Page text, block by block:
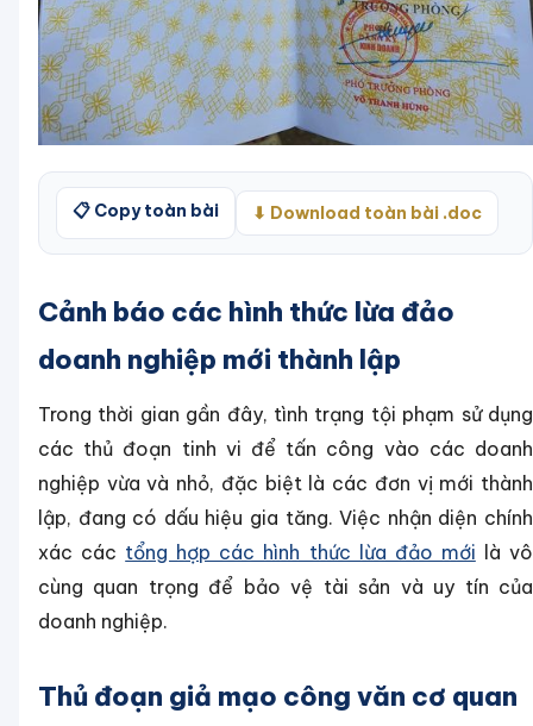
📋 Copy toàn bài ⬇ Download toàn bài .doc
Cảnh báo các hình thức lừa đảo
doanh nghiệp mới thành lập
Trong thời gian gần đây, tình trạng tội phạm sử dụng
các thủ đoạn tinh vi để tấn công vào các doanh
nghiệp vừa và nhỏ, đặc biệt là các đơn vị mới thành
lập, đang có dấu hiệu gia tăng. Việc nhận diện chính
xác các tổng hợp các hình thức lừa đảo mới là vô
cùng quan trọng để bảo vệ tài sản và uy tín của
doanh nghiệp.
Thủ đoạn giả mạo công văn cơ quan